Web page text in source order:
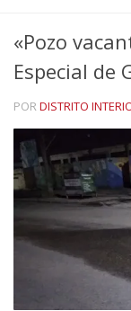
«Pozo
Especial de
PORDISTRITO